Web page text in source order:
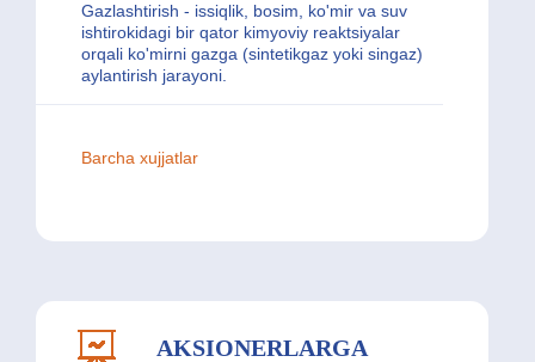
Gazlashtirish - issiqlik, bosim, ko'mir va suv
ishtirokidagi bir qator kimyoviy reaktsiyalar
orqali ko'mirni gazga (sintetikgaz yoki singaz)
aylantirish jarayoni.
Barcha xujjatlar
AKSIONERLARGA